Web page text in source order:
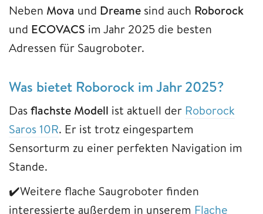
Neben Mova und Dreame sind auch Roborock
und ECOVACS im Jahr 2025 die besten
Adressen für Saugroboter.
Was bietet Roborock im Jahr 2025?
Dasflachste Modell ist aktuell der Roborock
Saros 10R. Er ist trotz eingespartem
Sensorturm zu einer perfekten Navigation im
Stande.
✔️Weitere flache Saugroboter finden
interessierte außerdem in unserem Flache